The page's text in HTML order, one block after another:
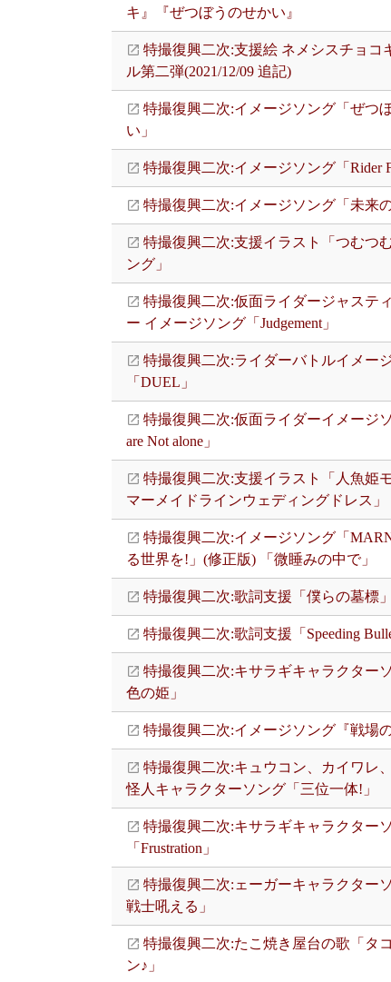
キ』『ぜつぼうのせかい』
特撮復興二次:支援絵 ネメシスチョコ
ル第二弾(2021/12/09 追記)
特撮復興二次:イメージソング「ぜつ
い」
特撮復興二次:イメージソング「Rider
特撮復興二次:イメージソング「未来
特撮復興二次:支援イラスト「つむつ
ング」
特撮復興二次:仮面ライダージャステ
ー イメージソング「Judgement」
特撮復興二次:ライダーバトルイメー
「DUEL」
特撮復興二次:仮面ライダーイメージ
are Not alone」
特撮復興二次:支援イラスト「人魚姫
マーメイドラインウェディングドレス」
特撮復興二次:イメージソング「
る世界を!」(修正版) 「微睡みの中で」
特撮復興二次:歌詞支援「僕らの墓標」
特撮復興二次:歌詞支援「Speeding
特撮復興二次:キサラギキャラクター
色の姫」
特撮復興二次:イメージソング『戦場の
特撮復興二次:キュウコン、カイワレ
怪人キャラクターソング「三位一体!」
特撮復興二次:キサラギキャラクター
「Frustration」
特撮復興二次:ェーガーキャラクター
戦士吼える」
特撮復興二次:たこ焼き屋台の歌「タ
ン♪」